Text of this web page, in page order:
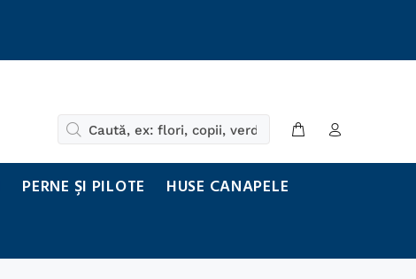
PERNE ŞI PILOTE
HUSE CANAPELE